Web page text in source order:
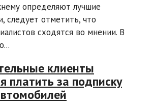
определяют лучшие
следует отметить, что
сходятся во мнении. В
клиенты
платить за подписку